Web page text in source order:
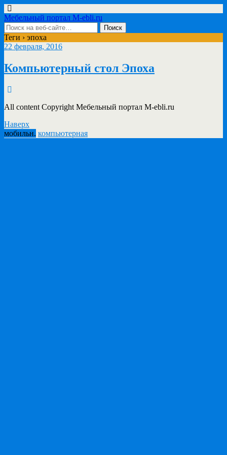
Мебельный портал M-ebli.ru
Теги › эпоха
22 февраля, 2016
Компьютерный стол Эпоха
All content Copyright Мебельный портал M-ebli.ru
Наверх
мобильн. компьютерная